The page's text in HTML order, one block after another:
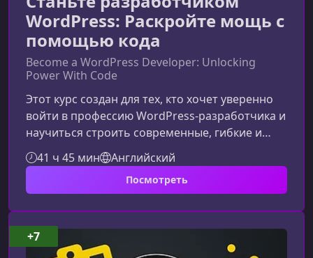
WordPress: Раскройте мощь с
помощью кода
Become a WordPress Developer: Unlocking
Power With Code
Этот курс создан для тех, кто хочет уверенно
войти в профессию WordPress‑разработчика и
научиться строить современные, гибкие и
полностью настраиваемые сайты. Вы
разберётесь в PHP, JavaScript, структуре тем,
работе с WP REST API и создании функционала,
на практике — шаг за шагом, без лишней
воды.Чему вы научитесьКурс сочетает
фундамент WordPress‑разработки и реальные
41 ч 45 мин Английский
Посмотреть
+7